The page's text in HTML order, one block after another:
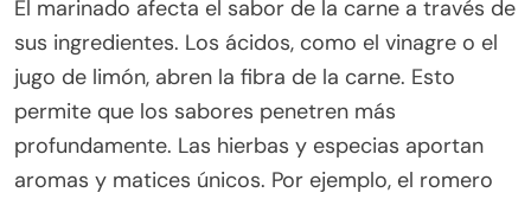
El marinado afecta el sabor de la carne a través de
sus ingredientes. Los ácidos, como el vinagre o el
jugo de limón, abren la fibra de la carne. Esto
permite que los sabores penetren más
profundamente. Las hierbas y especias aportan
aromas y matices únicos. Por ejemplo, el romero